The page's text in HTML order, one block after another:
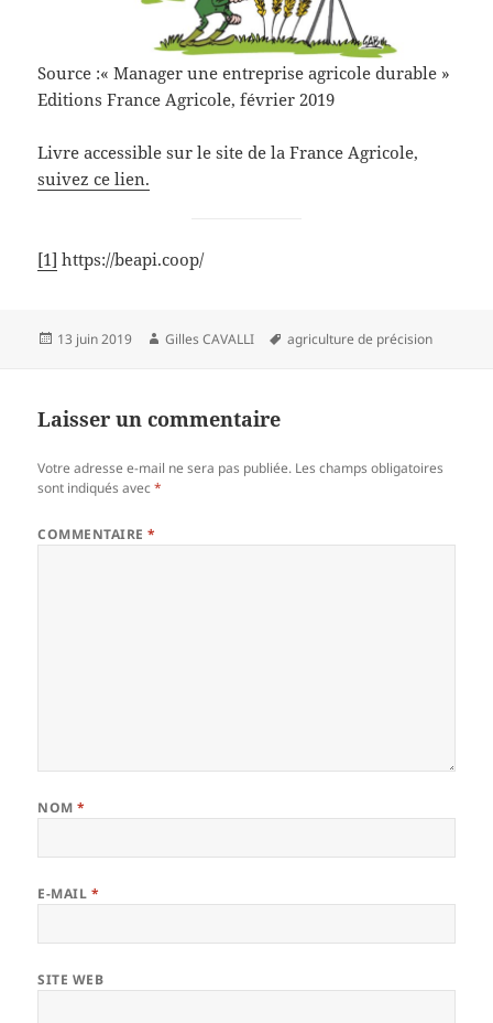
Source :« Manager une entreprise agricole durable »
Editions France Agricole, février 2019
Livre accessible sur le site de la France Agricole,
suivez ce lien.
[1] https://beapi.coop/
Publié
13 juin 2019 Auteur
Gilles CAVALLI
Mots-
agriculture de précision
Laisser un commentaire
Votre adresse e-mail ne sera pas publiée. Les champs obligatoires
sont indiqués avec*
COMMENTAIRE*
NOM*
E-MAIL *
SITE WEB